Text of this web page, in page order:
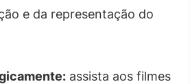
e da representação do
assista aos filmes